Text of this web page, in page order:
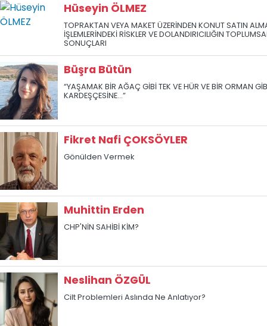
Hüseyin ÖLMEZ
TOPRAKTAN VEYA MAKET ÜZERİNDEN KONUT SATIN
İŞLEMLERİNDEKİ RİSKLER VE DOLANDIRICILIĞIN
SONUÇLARI
Büşra Bütün
“YAŞAMAK BİR AĞAÇ GİBİ TEK VE HÜR VE BİR ORMAN
KARDEŞÇESİNE...”
Fikret Nafi ÇOKSÖYLER
Gönülden Vermek
Muhittin Erden
CHP'NİN SAHİBİ KİM?
Neslihan ÖZGÜL
Cilt Problemleri Aslında Ne Anlatıyor?